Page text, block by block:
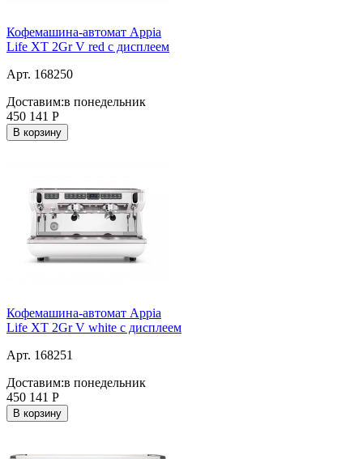
Кофемашина-автомат Appia
Life XT 2Gr V red с дисплеем
Арт. 168250
Доставим:в понедельник
450 141 Р
В корзину
Кофемашина-автомат Appia
Life XT 2Gr V white с дисплеем
Арт. 168251
Доставим:в понедельник
450 141 Р
В корзину